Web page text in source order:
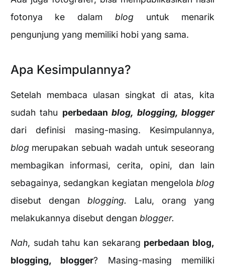
fotonya ke dalam bloguntuk menarik
pengunjung yang memiliki hobi yang sama.
Apa Kesimpulannya?
Setelah membaca ulasan singkat di atas, kita
sudah tahu perbedaanblog, blogging, blogger
dari definisi masing-masing. Kesimpulannya,
blog merupakan sebuah wadah untuk seseorang
membagikan informasi, cerita, opini, dan lain
sebagainya, sedangkan kegiatan mengelolablog
disebut dengan blogging. Lalu, orang yang
melakukannya disebut dengan blogger.
Nah, sudah tahu kan sekarang perbedaan blog,
blogging, blogger? Masing-masing memiliki